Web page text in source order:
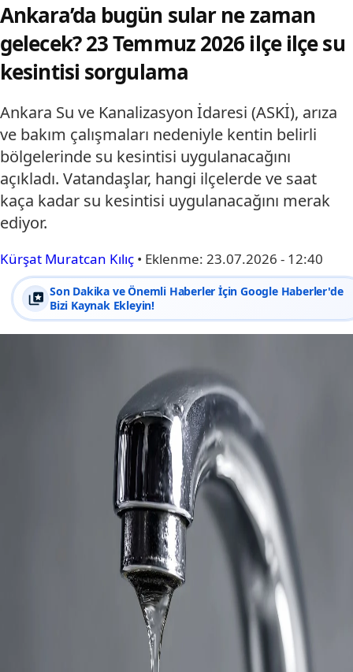
Ankara’da bugün sular ne zaman
gelecek? 23 Temmuz 2026 ilçe ilçe su
kesintisi sorgulama
Ankara Su ve Kanalizasyon İdaresi (ASKİ), arıza
ve bakım çalışmaları nedeniyle kentin belirli
bölgelerinde su kesintisi uygulanacağını
açıkladı. Vatandaşlar, hangi ilçelerde ve saat
kaça kadar su kesintisi uygulanacağını merak
ediyor.
Kürşat Muratcan Kılıç • Eklenme: 23.07.2026 - 12:40
Son Dakika ve Önemli Haberler İçin Google Haberler'de
Bizi Kaynak Ekleyin!